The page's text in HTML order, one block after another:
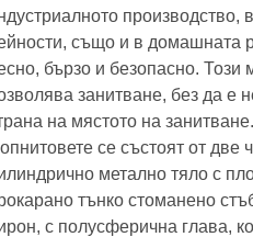
производство,
също и в домашната
бързо и безопасно. Този
занитване, без да е
на мястото на занитване.
се състоят от две
метално тяло с
тънко стоманено
с полусферична глава,